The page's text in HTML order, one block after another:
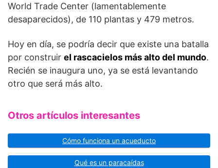
World Trade Center (lamentablemente
desaparecidos), de 110 plantas y 479 metros.
Hoy en día, se podría decir que existe una batalla
por construir el rascacielos más alto del mundo.
Recién se inaugura uno, ya se está levantando
otro que será más alto.
Otros artículos interesantes
Cómo funciona un acueducto
Qué es un paracaídas